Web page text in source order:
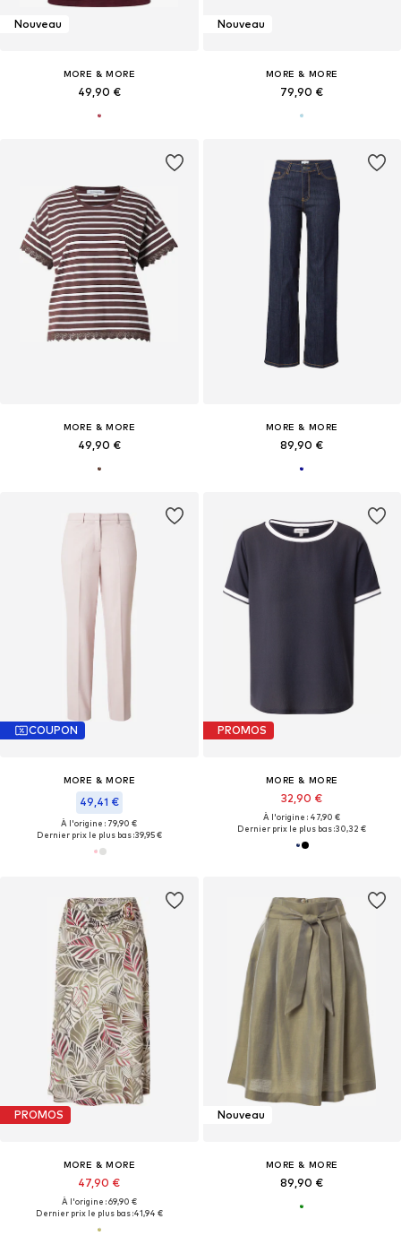
Nouveau
MORE & MORE
49,90 €
Nouveau
MORE & MORE
79,90 €
MORE & MORE
49,90 €
MORE & MORE
89,90 €
COUPON
MORE & MORE
49,41 €
À l'origine : 79,90 €
Dernier prix le plus bas :39,95 €
PROMOS
MORE & MORE
32,90 €
À l'origine : 47,90 €
Dernier prix le plus bas :30,32 €
PROMOS
MORE & MORE
47,90 €
À l'origine : 69,90 €
Dernier prix le plus bas :41,94 €
Nouveau
MORE & MORE
89,90 €